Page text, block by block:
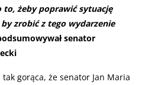
to, żeby poprawić sytuację
by zrobić z tego wydarzenie
senator
gorąca, że senator Jan Maria